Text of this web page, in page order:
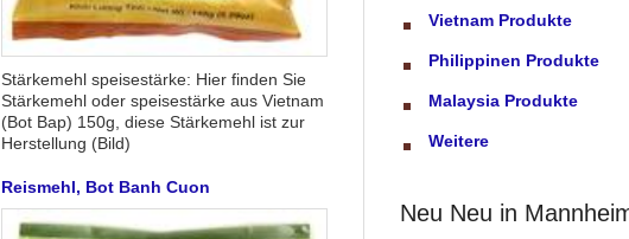
Stärkemehl speisestärke: Hier finden Sie
Stärkemehl oder speisestärke aus Vietnam
(Bot Bap) 150g, diese Stärkemehl ist zur
Herstellung (Bild)
Reismehl, Bot Banh Cuon
Vietnam Produkte
Philippinen Produkte
Malaysia Produkte
Weitere
Neu Neu in